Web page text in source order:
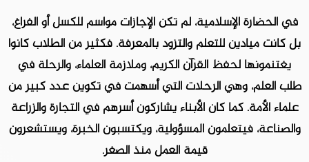
في الحضارة الإسلامية، لم تكن الإجازات مواسم للكسل أو الفراغ،
بل كانت ميادين للتعلم والتزود بالمعرفة. فكثير من الطلاب كانوا
يغتنمونها لحفظ القرآن الكريم، وملازمة العلماء، والرحلة في
طلب العلم، وهي الرحلات التي أسهمت في تكوين عدد كبير من
علماء الأمة. كما كان الأبناء يشاركون أسرهم في التجارة والزراعة
والصناعة، فيتعلمون المسؤولية، ويكتسبون الخبرة، ويستشعرون
قيمة العمل منذ الصغر.